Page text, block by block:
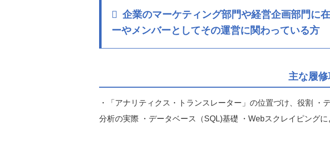
企業のマーケティング部門や経営企画部門に
ーやメンバーとしてその運営に関わっている方
主な履修
・「アナリティクス・トランスレーター」の位置づけ、役割
分析の実際 ・データベース（SQL)基礎 ・Webスクレイピング